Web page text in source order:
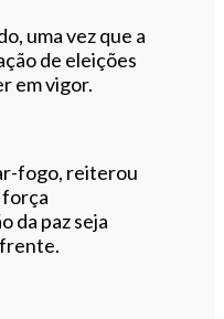
uma vez que a
de eleições
em vigor.
fogo, reiterou
da paz seja